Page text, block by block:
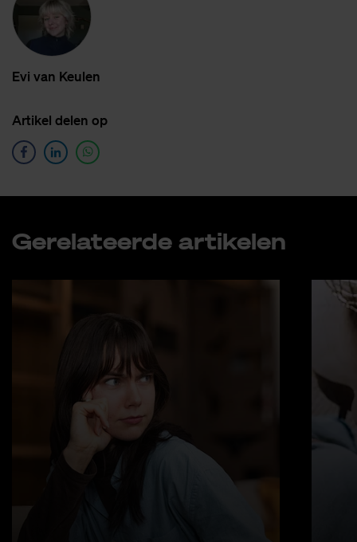
Evi van Keu­len
Ar­ti­kel de­len op
Ge­re­la­teer­de ar­ti­ke­len